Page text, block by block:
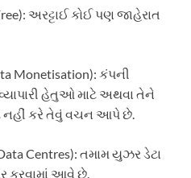
અરટ્ટાઈ કોઈ પણ જાહેરાત
Monetisation): કંપની
વ્યાપારી હેતુઓ માટે અથવા તેને
નહીં કરે તેવું વચન આપે છે.
Centres): તમામ યુઝર ડેટા
કરવામાં આવે છે.